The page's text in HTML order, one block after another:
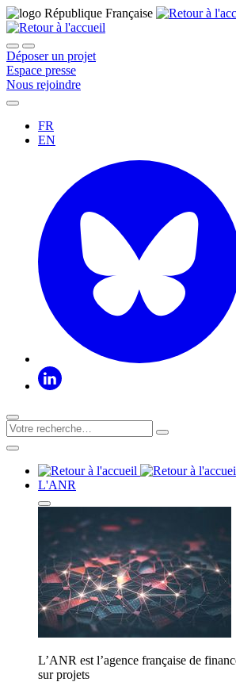
Déposer un projet
Espace presse
Nous rejoindre
FR
EN
L'ANR
L’ANR est l’agence française de
sur projets